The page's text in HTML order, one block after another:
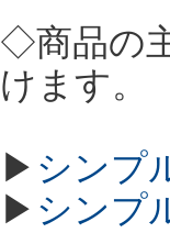
◇商品の
けます。
▶ シンプ
▶ シンプ